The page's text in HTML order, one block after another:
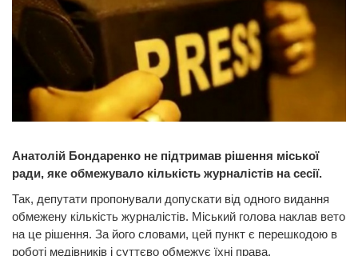
Анатолій Бондаренко не підтримав рішення міської
ради, яке обмежувало кількість журналістів на сесії.
Так, депутати пропонували допускати від одного видання
обмежену кількість журналістів. Міський голова наклав вето
на це рішення. За його словами, цей пункт є перешкодою в
роботі медівників і суттєво обмежує їхні права.